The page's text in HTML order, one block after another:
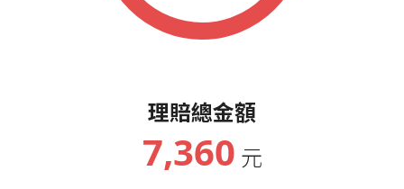
理賠總金額
7,360 元